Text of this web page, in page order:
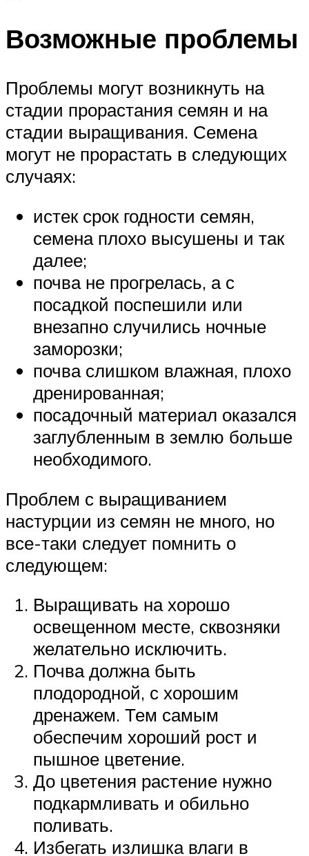
Возможные проблемы
Проблемы могут возникнуть на
стадии прорастания семян и на
стадии выращивания. Семена
могут не прорастать в следующих
случаях:
истек срок годности семян,
семена плохо высушены и так
далее;
почва не прогрелась, а с
посадкой поспешили или
внезапно случились ночные
заморозки;
почва слишком влажная, плохо
дренированная;
посадочный материал оказался
заглубленным в землю больше
необходимого.
Проблем с выращиванием
настурции из семян не много, но
все-таки следует помнить о
следующем:
Выращивать на хорошо
освещенном месте, сквозняки
желательно исключить.
Почва должна быть
плодородной, с хорошим
дренажем. Тем самым
обеспечим хороший рост и
пышное цветение.
До цветения растение нужно
подкармливать и обильно
поливать.
Избегать излишка влаги в